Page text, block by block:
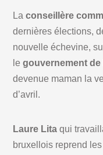
Laconseillère
dernières élections,
nouvelle échevine,
le gouvernement
devenue maman la
d’avril.
Laure Lita qui
bruxellois reprend